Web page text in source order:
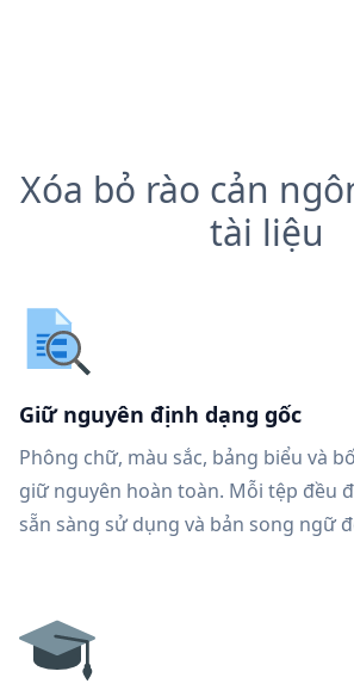
Xóa bỏ rào cản
tài liệu
Giữ nguyên định dạng gốc
Phông chữ, màu sắc, bảng biểu và
giữ nguyên hoàn toàn. Mỗi tệp đều
sẵn sàng sử dụng và bản song ngữ